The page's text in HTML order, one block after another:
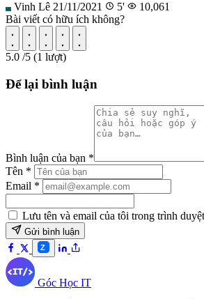
VL Vinh Lê 21/11/2021 5'
10,061
Bài viết có hữu ích không?
5.0 /5 (1 lượt)
Để lại bình luận
Bình luận của bạn *
Tên *
Email *
Lưu tên và email của tôi trong trình
Gửi bình luận
Z
Góc Học IT